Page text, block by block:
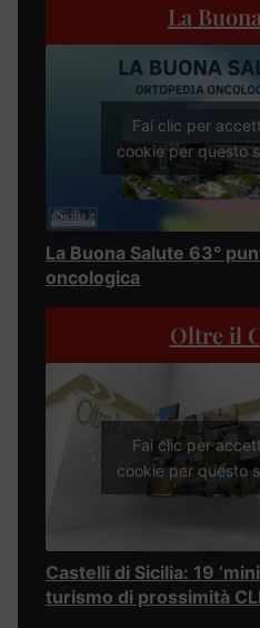
La
Fai clic per
cookie per questo
La Buona Salute 63°
oncologica
Oltre il
Fai clic per
cookie per questo
Castelli di Sicilia: 19
turismo di prossimità